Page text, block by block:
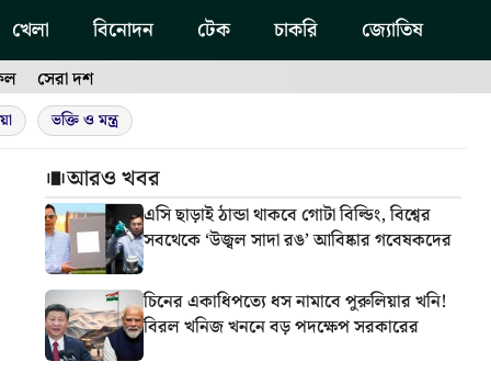
খেলা বিনোদন টেক চাকরি জ্যোতিষ
সেরা দশ
ভক্তি ও মন্ত্র
আরও খবর
এসি ছাড়াই ঠান্ডা থাকবে গোটা বিল্ডিং, বিশ্বের
সবথেকে ‘উজ্বল সাদা রঙ’ আবিষ্কার গবেষকদের
চিনের একাধিপত্যে ধস নামাবে পুরুলিয়ার খনি!
বিরল খনিজ খননে বড় পদক্ষেপ সরকারের